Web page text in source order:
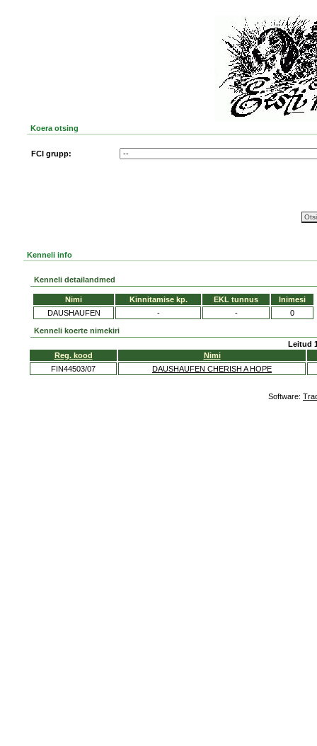
Koera otsing
FCI grupp:
Kenneli info
Kenneli detailandmed
Nimi Kinnitamise kp. EKL tunnus
Inimesi
DAUSHAUFEN
- - 0
Kenneli koerte nimekiri
Leitud
Reg. kood
Nimi
FIN44503/07
DAUSHAUFEN CHERISH A HOPE
Software: